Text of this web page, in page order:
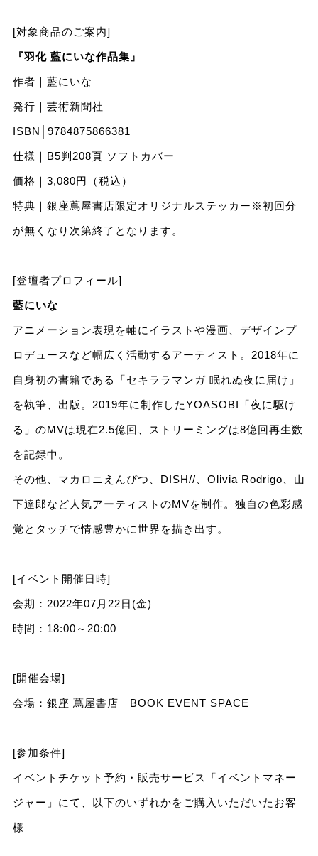
[対象商品のご案内]
『羽化 藍にいな作品集』
作者｜藍にいな
発行｜芸術新聞社
ISBN│9784875866381
仕様｜B5判208⾴ ソフトカバー
価格｜3,080円（税込）
特典｜銀座蔦屋書店限定オリジナルステッカー※初回分
が無くなり次第終了となります。
[登壇者プロフィール]
藍にいな
アニメーション表現を軸にイラストや漫画、デザインプ
ロデュースなど幅広く活動するアーティスト。2018年に
自身初の書籍である「セキララマンガ 眠れぬ夜に届け」
を執筆、出版。2019年に制作したYOASOBI「夜に駆け
る」のMVは現在2.5億回、ストリーミングは8億回再⽣数
を記録中。
その他、マカロニえんぴつ、DISH//、Olivia Rodrigo、山
下達郎など人気アーティストのMVを制作。独自の色彩感
覚とタッチで情感豊かに世界を描き出す。
[イベント開催日時]
会期：2022年07月22日(金)
時間：18:00～20:00
[開催会場]
会場：銀座 蔦屋書店 BOOK EVENT SPACE
[参加条件]
イベントチケット予約・販売サービス「イベントマネー
ジャー」にて、以下のいずれかをご購入いただいたお客
様